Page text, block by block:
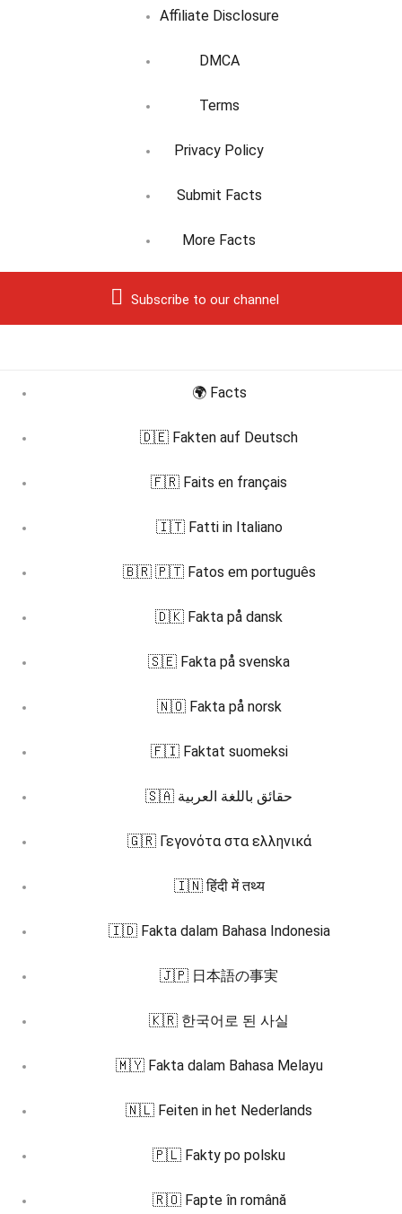
Affiliate Disclosure
DMCA
Terms
Privacy Policy
Submit Facts
More Facts
Subscribe to our channel
🌍 Facts
🇩🇪 Fakten auf Deutsch
🇫🇷 Faits en français
🇮🇹 Fatti in Italiano
🇧🇷 🇵🇹 Fatos em português
🇩🇰 Fakta på dansk
🇸🇪 Fakta på svenska
🇳🇴 Fakta på norsk
🇫🇮 Faktat suomeksi
🇸🇦 حقائق باللغة العربية
🇬🇷 Γεγονότα στα ελληνικά
🇮🇳 हिंदी में तथ्य
🇮🇩 Fakta dalam Bahasa Indonesia
🇯🇵 日本語の事実
🇰🇷 한국어로 된 사실
🇲🇾 Fakta dalam Bahasa Melayu
🇳🇱 Feiten in het Nederlands
🇵🇱 Fakty po polsku
🇷🇴 Fapte în română